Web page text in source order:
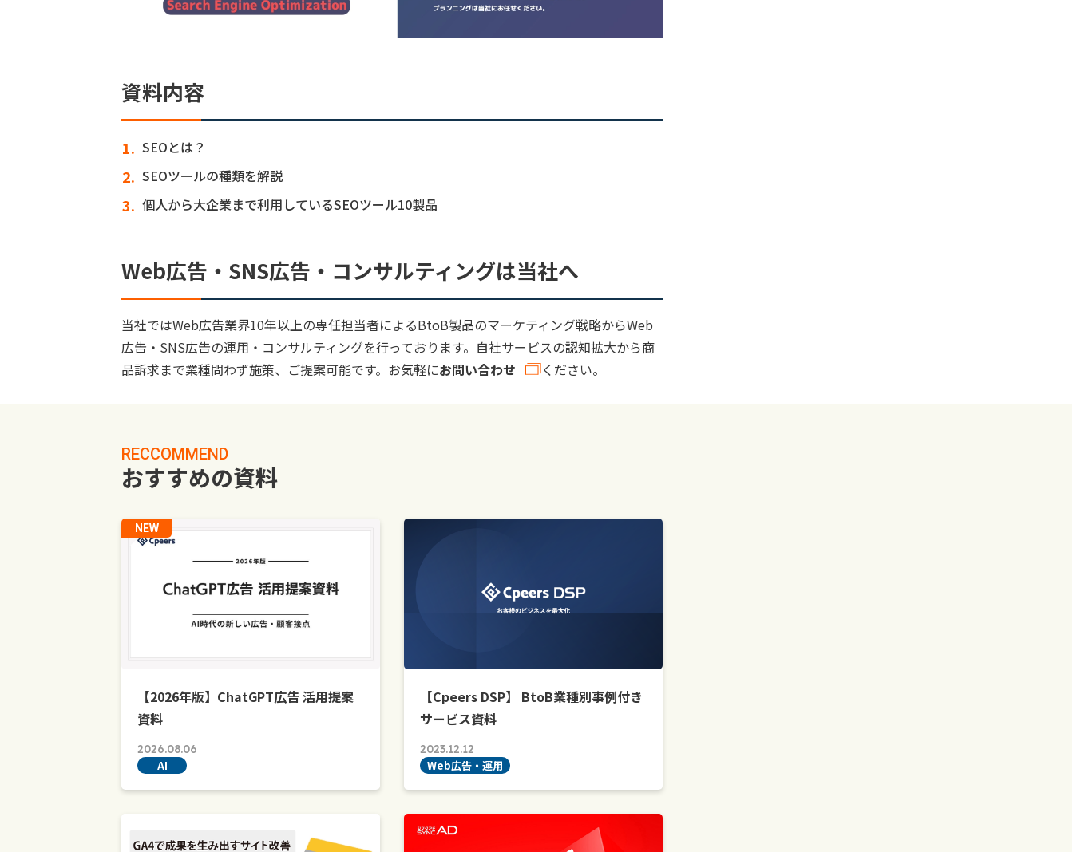
資料内容
SEOとは？
SEOツールの種類を解説
個人から大企業まで利用しているSEOツール10製品
Web広告・SNS広告・コンサルティングは当社へ
当社ではWeb広告業界10年以上の専任担当者によるBtoB製品のマーケティング戦略からWeb
広告・SNS広告の運用・コンサルティングを行っております。自社サービスの認知拡大から商
品訴求まで業種問わず施策、ご提案可能です。お気軽にお問い合わせ ください。
RECCOMMEND
おすすめの資料
NEW
【2026年版】ChatGPT広告 活用提案
資料
2026.08.06
AI
【Cpeers DSP】 BtoB業種別事例付き
サービス資料
2023.12.12
Web広告・運用